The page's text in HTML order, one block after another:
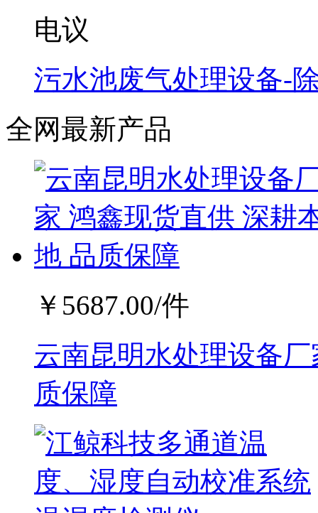
电议
污水池废气处理设备-
全网最新产品
￥ 5687.00/件
云南昆明水处理设备
质保障